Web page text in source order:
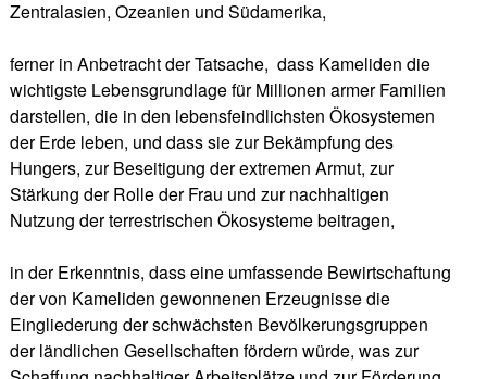
Zentralasien, Ozeanien und Südamerika,
ferner in Anbetracht der Tatsache, dass Kameliden die
wichtigste Lebensgrundlage für Millionen armer Familien
darstellen, die in den lebensfeindlichsten Ökosystemen
der Erde leben, und dass sie zur Bekämpfung des
Hungers, zur Beseitigung der extremen Armut, zur
Stärkung der Rolle der Frau und zur nachhaltigen
Nutzung der terrestrischen Ökosysteme beitragen,
in der Erkenntnis, dass eine umfassende Bewirtschaftung
der von Kameliden gewonnenen Erzeugnisse die
Eingliederung der schwächsten Bevölkerungsgruppen
der ländlichen Gesellschaften fördern würde, was zur